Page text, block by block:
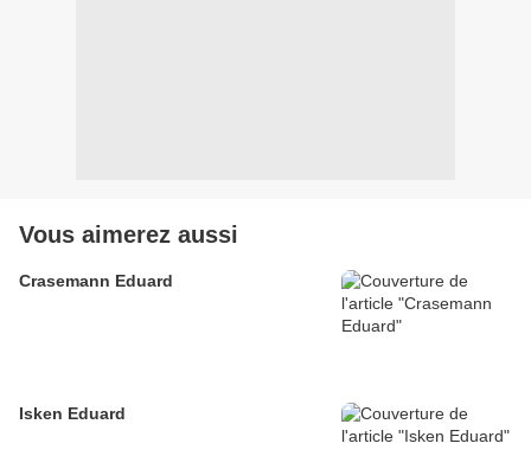
Vous aimerez aussi
Crasemann Eduard
Isken Eduard